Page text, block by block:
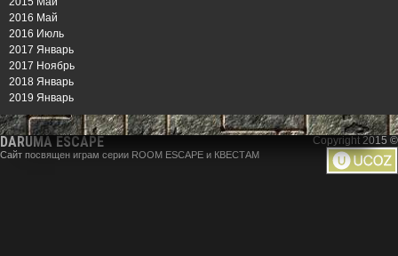
2016 Май
2016 Июль
2017 Январь
2017 Ноябрь
2018 Январь
2019 Январь
DARUMA ESCAPE
Сайт посвящен играм серии ROOM ESCAPE и КВЕСТАМ
Copyright 2015 ©